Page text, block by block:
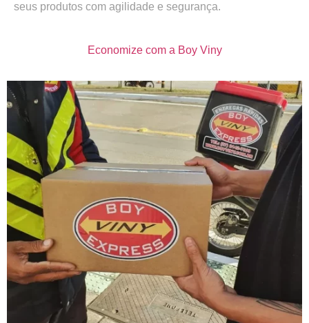
seus produtos com agilidade e segurança.
Economize com a Boy Viny